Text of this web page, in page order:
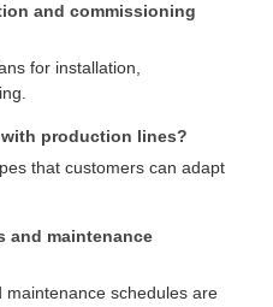
and commissioning
for installation,
production lines?
that customers can adapt
and maintenance
maintenance schedules are